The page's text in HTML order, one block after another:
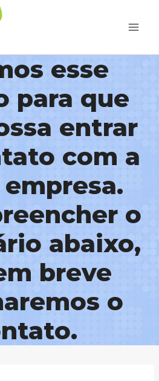
esse
para que
entrar
com a
o
abaixo,
breve
o